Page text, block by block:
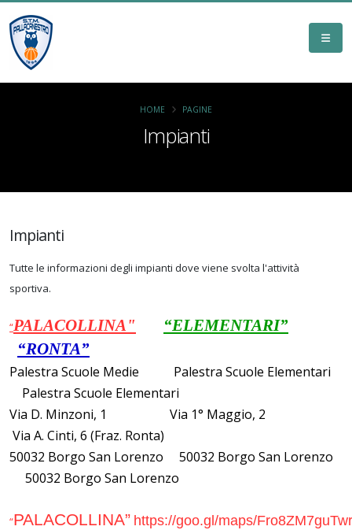
Impianti
HOME PAGINE
Impianti
Tutte le informazioni degli impianti dove viene svolta l'attività
sportiva.
“PALACOLLINA"
“ELEMENTARI”
“RONTA”
Palestra Scuole Medie Palestra Scuole Elementari
Palestra Scuole Elementari
Via D. Minzoni, 1 Via 1° Maggio, 2
Via A. Cinti, 6 (Fraz. Ronta)
50032 Borgo San Lorenzo 50032 Borgo San Lorenzo
50032 Borgo San Lorenzo
“PALACOLLINA” https://goo.gl/maps/